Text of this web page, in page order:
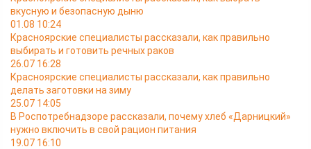
вкусную и безопасную дыню
01.08 10:24
Красноярские специалисты рассказали, как правильно
выбирать и готовить речных раков
26.07 16:28
Красноярские специалисты рассказали, как правильно
делать заготовки на зиму
25.07 14:05
В Роспотребнадзоре рассказали, почему хлеб «Дарницкий»
нужно включить в свой рацион питания
19.07 16:10